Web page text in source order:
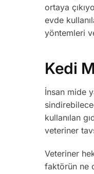
ortaya
evde
yöntemleri
Kedi
İnsan mide
kullanılan
veteriner
Veteriner
faktörün ne